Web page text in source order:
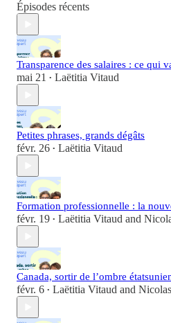
Épisodes récents
Transparence des salaires : ce qui
mai 21 • Laëtitia Vitaud
Petites phrases, grands dégâts
févr. 26 • Laëtitia Vitaud
Formation professionnelle : la
févr. 19 • Laëtitia Vitaud and
Canada, sortir de l’ombre
févr. 6 • Laëtitia Vitaud and